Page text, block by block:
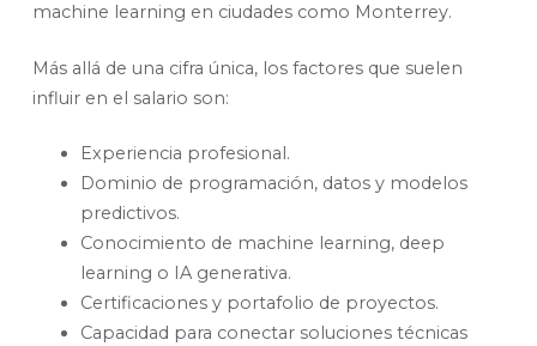
machine learning en ciudades como Monterrey.
Más allá de una cifra única, los factores que suelen
influir en el salario son:
Experiencia profesional.
Dominio de programación, datos y modelos
predictivos.
Conocimiento de machine learning, deep
learning o IA generativa.
Certificaciones y portafolio de proyectos.
Capacidad para conectar soluciones técnicas